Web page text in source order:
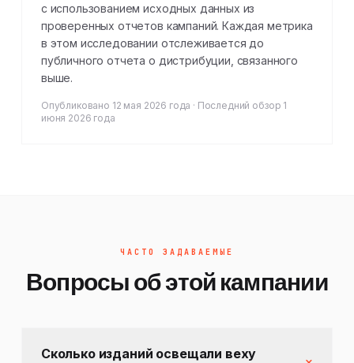
с использованием исходных данных из
проверенных отчетов кампаний. Каждая метрика
в этом исследовании отслеживается до
публичного отчета о дистрибуции, связанного
выше.
Опубликовано 12 мая 2026 года · Последний обзор 1
июня 2026 года
ЧАСТО ЗАДАВАЕМЫЕ
Вопросы об этой кампании
Сколько изданий освещали веху